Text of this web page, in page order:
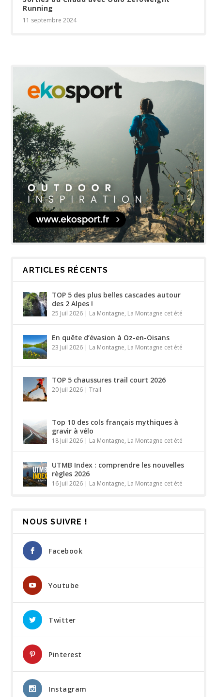
Running
11 septembre 2024
ARTICLES RÉCENTS
TOP 5 des plus belles cascades autour
des 2 Alpes !
25 Juil 2026 La Montagne, La Montagne cet été
En quête d’évasion à Oz-en-Oisans
23 Juil 2026 La Montagne, La Montagne cet été
TOP 5 chaussures trail court 2026
20 Juil 2026 |Trail
Top 10 des cols français mythiques à
gravir à vélo
18 Juil 2026 La Montagne, La Montagne cet été
UTMB Index : comprendre les nouvelles
règles 2026
16 Juil 2026 La Montagne, La Montagne cet été
NOUS SUIVRE !
Facebook
Youtube
Twitter
Pinterest
Instagram